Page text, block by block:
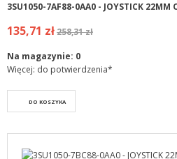
3SU1050-7AF88-0AA0 - JOYSTICK 22MM
135,71 zł258,31 zł
Na magazynie: 0
Więcej: do potwierdzenia*
DO KOSZYKA